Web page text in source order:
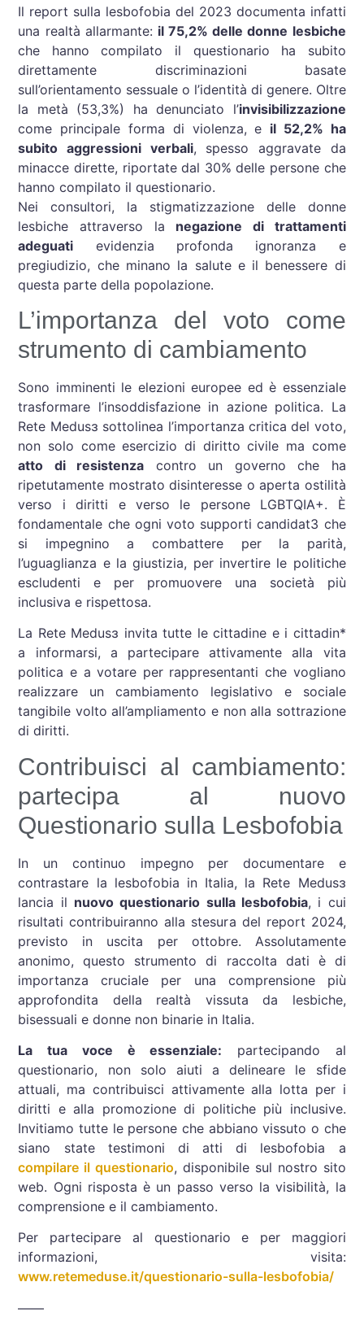
Il report sulla lesbofobia del 2023 documenta infatti
una realtà allarmante: il 75,2% delle donne lesbiche
che hanno compilato il questionario ha subito
direttamente discriminazioni basate
sull’orientamento sessuale o l’identità di genere. Oltre
la metà (53,3%) ha denunciato l’invisibilizzazione
come principale forma di violenza, e il 52,2% ha
subito aggressioni verbali, spesso aggravate da
minacce dirette, riportate dal 30% delle persone che
hanno compilato il questionario.
Nei consultori, la stigmatizzazione delle donne
lesbiche attraverso la negazione di trattamenti
adeguati evidenzia profonda ignoranza e
pregiudizio, che minano la salute e il benessere di
questa parte della popolazione.
L’importanza del voto come
strumento di cambiamento
Sono imminenti le elezioni europee ed è essenziale
trasformare l’insoddisfazione in azione politica. La
Rete Medusɜ sottolinea l’importanza critica del voto,
non solo come esercizio di diritto civile ma come
atto di resistenza contro un governo che ha
ripetutamente mostrato disinteresse o aperta ostilità
verso i diritti e verso le persone LGBTQIA+. È
fondamentale che ogni voto supporti candidat3 che
si impegnino a combattere per la parità,
l’uguaglianza e la giustizia, per invertire le politiche
escludenti e per promuovere una società più
inclusiva e rispettosa.
La Rete Medusɜ invita tutte le cittadine e i cittadin*
a informarsi, a partecipare attivamente alla vita
politica e a votare per rappresentanti che vogliano
realizzare un cambiamento legislativo e sociale
tangibile volto all’ampliamento e non alla sottrazione
di diritti.
Contribuisci al cambiamento:
partecipa al nuovo
Questionario sulla Lesbofobia
In un continuo impegno per documentare e
contrastare la lesbofobia in Italia, la Rete Medusɜ
lancia il nuovo questionario sulla lesbofobia, i cui
risultati contribuiranno alla stesura del report 2024,
previsto in uscita per ottobre. Assolutamente
anonimo, questo strumento di raccolta dati è di
importanza cruciale per una comprensione più
approfondita della realtà vissuta da lesbiche,
bisessuali e donne non binarie in Italia.
La tua voce è essenziale: partecipando al
questionario, non solo aiuti a delineare le sfide
attuali, ma contribuisci attivamente alla lotta per i
diritti e alla promozione di politiche più inclusive.
Invitiamo tutte le persone che abbiano vissuto o che
siano state testimoni di atti di lesbofobia a
compilare il questionario, disponibile sul nostro sito
web. Ogni risposta è un passo verso la visibilità, la
comprensione e il cambiamento.
Per partecipare al questionario e per maggiori
informazioni, visita:
www.retemeduse.it/questionario-sulla-lesbofobia/
——